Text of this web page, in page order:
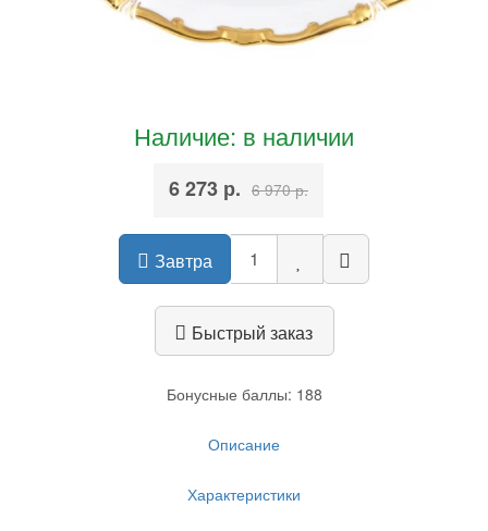
Наличие: в наличии
6 273 р. 6 970 р.
Завтра
Быстрый заказ
Бонусные баллы: 188
Описание
Характеристики